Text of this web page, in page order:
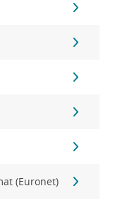
(Euronet)